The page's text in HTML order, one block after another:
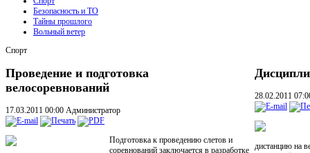
Безопасность и ТО
Тайны прошлого
Вольный ветер
Спорт
Проведение и подготовка
велосоревнований
17.03.2011 00:00 Администратор
Подготовка к проведению слетов и
соревнований заключается в разработке
28.02.2011
дистанцию на